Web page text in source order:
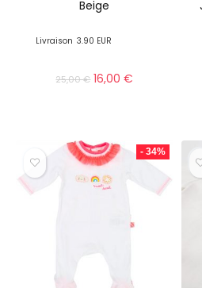
Beige
Livraison 3.90 EUR
25,00€ 16,00€
- 34%